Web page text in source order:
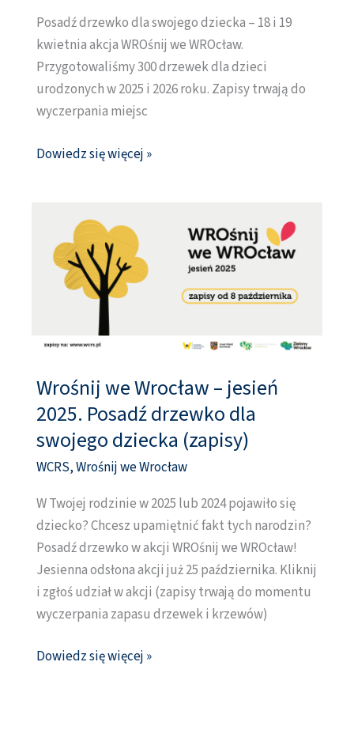
Posadź drzewko dla swojego dziecka – 18 i 19
kwietnia akcja WROśnij we WROcław.
Przygotowaliśmy 300 drzewek dla dzieci
urodzonych w 2025 i 2026 roku. Zapisy trwają do
wyczerpania miejsc
swojego
(zapisyZAKOŃCZONE)
Dowiedz się więcej »
Wrośnij we Wrocław – jesień
2025. Posadź drzewko dla
swojego dziecka (zapisy)
WCRS,Wrośnij we Wrocław
W Twojej rodzinie w 2025 lub 2024 pojawiło się
dziecko? Chcesz upamiętnić fakt tych narodzin?
Posadź drzewko w akcji WROśnij we WROcław!
Jesienna odsłona akcji już 25 października. Kliknij
i zgłoś udział w akcji (zapisy trwają do momentu
wyczerpania zapasu drzewek i krzewów)
Wrośnij
we
Wrocław
–
jesień
2025.
Posadź
drzewko
dla
swojego
dziecka
Dowiedz się więcej »